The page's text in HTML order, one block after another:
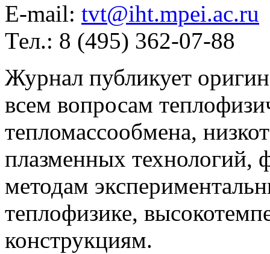
E-mail: tvt@iht.mpei.ac.ru
Тел.: 8 (495) 362-07-88
Журнал публикует
всем вопросам
тепломассообмена,
плазменных технологий,
методам
теплофизике,
конструкциям.